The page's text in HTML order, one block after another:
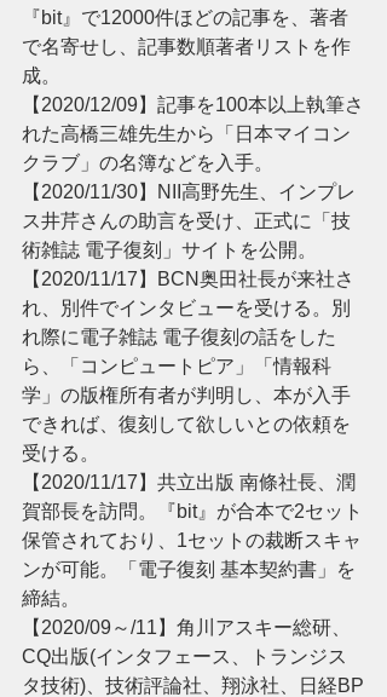
『bit』で12000件ほどの記事を、著者
で名寄せし、記事数順著者リストを作
成。
【2020/12/09】記事を100本以上執筆さ
れた高橋三雄先生から「日本マイコン
クラブ」の名簿などを入手。
【2020/11/30】NII高野先生、インプレ
ス井芹さんの助言を受け、正式に「技
術雑誌 電子復刻」サイトを公開。
【2020/11/17】BCN奥田社長が来社さ
れ、別件でインタビューを受ける。別
れ際に電子雑誌 電子復刻の話をした
ら、「コンピュートピア」「情報科
学」の版権所有者が判明し、本が入手
できれば、復刻して欲しいとの依頼を
受ける。
【2020/11/17】共立出版 南條社長、潤
賀部長を訪問。『bit』が合本で2セット
保管されており、1セットの裁断スキャ
ンが可能。「電子復刻 基本契約書」を
締結。
【2020/09～/11】角川アスキー総研、
CQ出版(インタフェース、トランジス
タ技術)、技術評論社、翔泳社、日経BP